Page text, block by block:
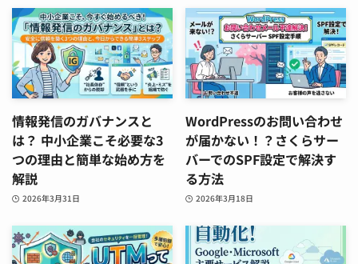
情報発信のガバナンスと
は？ 中小企業こそ必要な3
つの理由と簡単な始め方を
解説
2026年3月31日
WordPressのお問い合わせ
が届かない！？さくらサー
バーでのSPF設定で解決す
る方法
2026年3月18日